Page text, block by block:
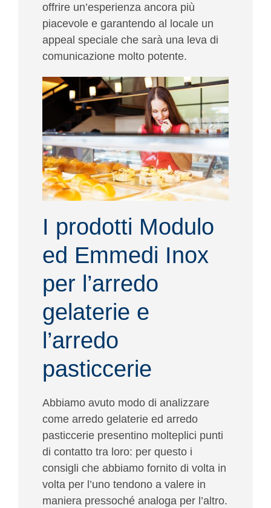
offrire un’esperienza ancora più
piacevole e garantendo al locale un
appeal speciale che sarà una leva di
comunicazione molto potente.
I prodotti Modulo
ed Emmedi Inox
per l’arredo
gelaterie e
l’arredo
pasticcerie
Abbiamo avuto modo di analizzare
come arredo gelaterie ed arredo
pasticcerie presentino molteplici punti
di contatto tra loro: per questo i
consigli che abbiamo fornito di volta in
volta per l’uno tendono a valere in
maniera pressoché analoga per l’altro.